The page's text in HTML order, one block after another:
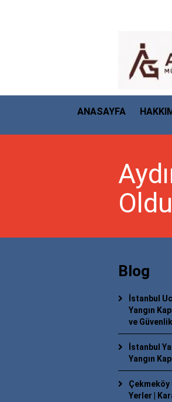
ANASAYFA
Blog
İstanbul
Yangın
ve
İstanbul
Yangın
Çekmeköy
Yerler |